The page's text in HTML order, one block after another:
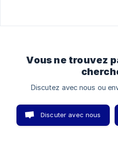
Vous ne trouvez
Discutez avec nous ou
Discuter avec nous